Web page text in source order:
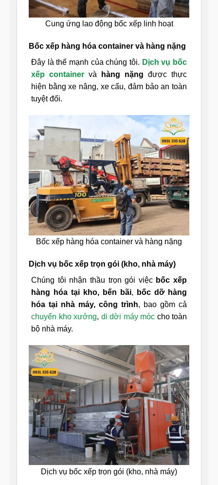
Cung ứng lao động bốc xếp linh hoạt
Bốc xếp hàng hóa container và hàng nặng
Đây là thế mạnh của chúng tôi. Dịch vụ bốc
xếp container và hàng nặng được thực
hiện bằng xe nâng, xe cẩu, đảm bảo an toàn
tuyệt đối.
Bốc xếp hàng hóa container và hàng nặng
Dịch vụ bốc xếp trọn gói (kho, nhà máy)
Chúng tôi nhận thầu trọn gói việc bốc xếp
hàng hóa tại kho, bến bãi,
bốc dỡ hàng
hóa tại nhà máy, công trình, bao gồm cả
chuyển kho xưởng, di dời máy móc cho toàn
bộ nhà máy.
Dịch vụ bốc xếp trọn gói (kho, nhà máy)